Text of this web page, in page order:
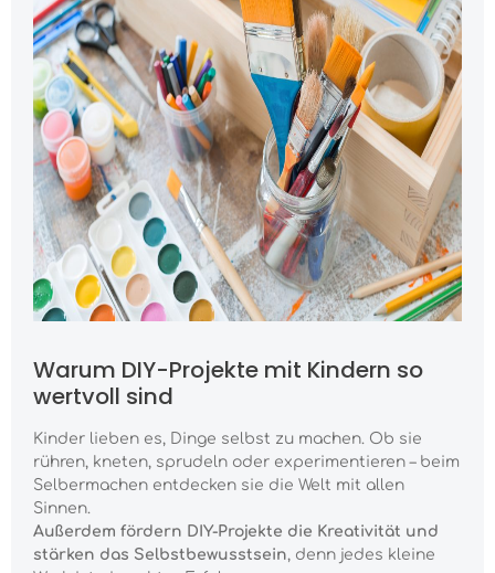
Warum DIY-Projekte mit Kindern so
wertvoll sind
Kinder lieben es, Dinge selbst zu machen. Ob sie
rühren, kneten, sprudeln oder experimentieren – beim
Selbermachen entdecken sie die Welt mit allen
Sinnen.
Außerdem fördern DIY-Projekte die Kreativität und
stärken das Selbstbewusstsein, denn jedes kleine